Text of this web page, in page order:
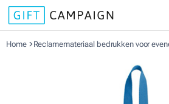
Home Reclamemateriaal bedrukken voor